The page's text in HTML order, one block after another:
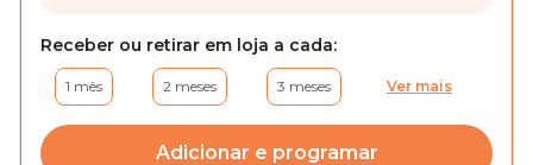
Receber ou retirar em loja a cada:
1 mês 2 meses 3 meses Ver mais
Adicionar e programar